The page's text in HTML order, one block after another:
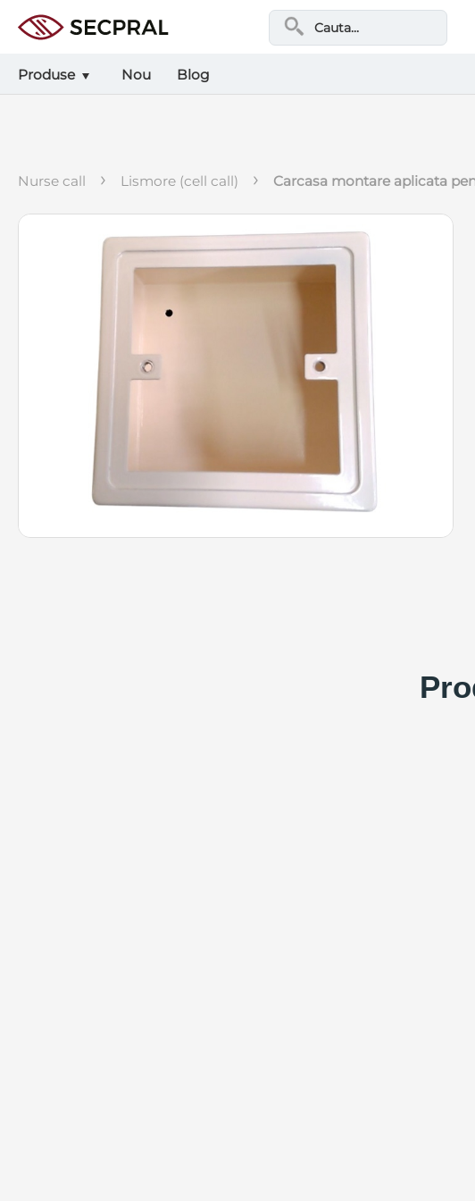
Produse Nou Blog
nurse call › lismore (cell call) › carcasa montare aplicata